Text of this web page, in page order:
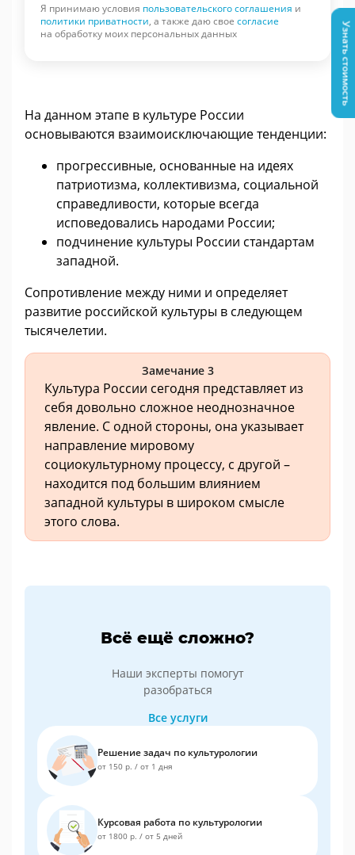
Я принимаю условия пользовательского соглашения и
политики приватности, а также даю свое согласие
на обработку моих персональных данных
На данном этапе в культуре России
основываются взаимоисключающие тенденции:
прогрессивные, основанные на идеях
патриотизма, коллективизма, социальной
справедливости, которые всегда
исповедовались народами России;
подчинение культуры России стандартам
западной.
Сопротивление между ними и определяет
развитие российской культуры в следующем
тысячелетии.
Замечание 3
Культура России сегодня представляет из
себя довольно сложное неоднозначное
явление. С одной стороны, она указывает
направление мировому
социокультурному процессу, с другой –
находится под большим влиянием
западной культуры в широком смысле
этого слова.
Всё ещё сложно?
Наши эксперты помогут
разобраться
Все услуги
Решение задач по культурологии
от 150 р. / от 1 дня
Курсовая работа по культурологии
от 1800 р. / от 5 дней
Узнать стоимость